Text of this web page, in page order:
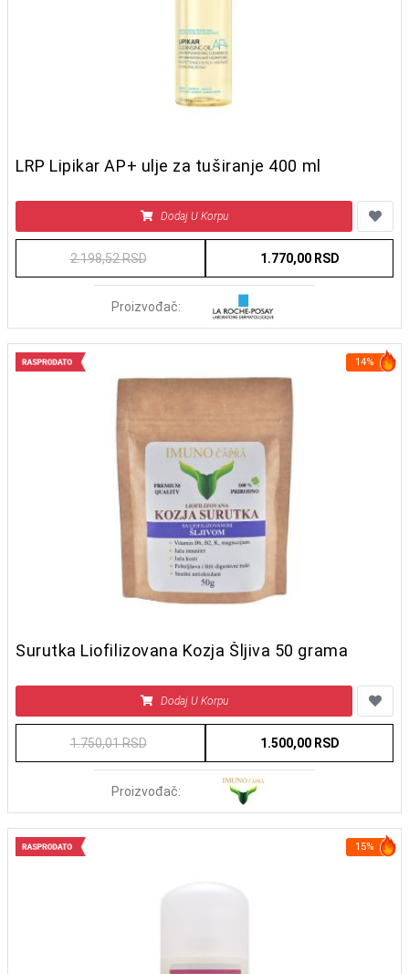
LRP Lipikar AP+ ulje za tuširanje 400 ml
Dodaj U Korpu
2.198,52 RSD 1.770,00 RSD
Proizvođač:
14%
Surutka Liofilizovana Kozja Šljiva 50 grama
Dodaj U Korpu
1.750,01 RSD 1.500,00 RSD
Proizvođač:
15%